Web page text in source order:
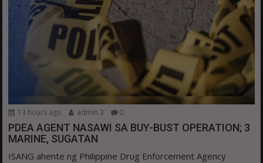
13 hours ago admin 3 0
PDEA AGENT NASAWI SA BUY-BUST OPERATION; 3
MARINE, SUGATAN
ISANG ahente ng Philippine Drug Enforcement Agency